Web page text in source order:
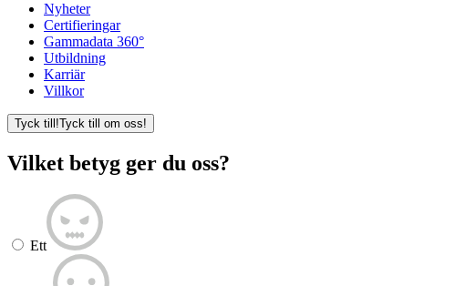
Nyheter
Certifieringar
Gammadata 360°
Utbildning
Karriär
Villkor
Tyck till!Tyck till om oss!
Vilket betyg ger du oss?
Ett